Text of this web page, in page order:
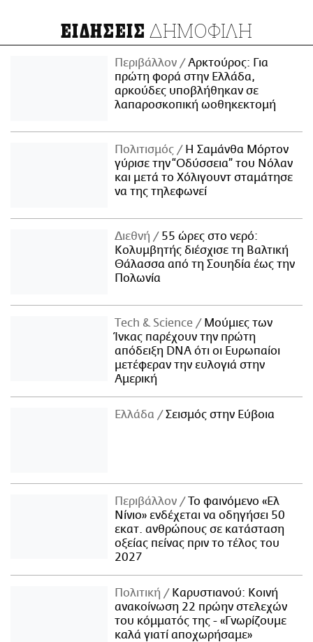
ΕΙΔΗΣΕΙΣ ΔΗΜΟΦΙΛΗ
Περιβάλλον
Αρκτούρος: Για
πρώτη φορά στην Ελλάδα,
αρκούδες υποβλήθηκαν σε
λαπαροσκοπική ωοθηκεκτομή
Πολιτισμός
Η Σαμάνθα Μόρτον
γύρισε την “Οδύσσεια” του Νόλαν
και μετά το Χόλιγουντ σταμάτησε
να της τηλεφωνεί
Διεθνή
55 ώρες στο νερό:
Κολυμβητής διέσχισε τη Βαλτική
Θάλασσα από τη Σουηδία έως την
Πολωνία
Τech & Science
Μούμιες των
Ίνκας παρέχουν την πρώτη
απόδειξη DNA ότι οι Ευρωπαίοι
μετέφεραν την ευλογιά στην
Αμερική
Ελλάδα Σεισμός στην Εύβοια
Περιβάλλον
Το φαινόμενο «Ελ
Νίνιο» ενδέχεται να οδηγήσει 50
εκατ. ανθρώπους σε κατάσταση
οξείας πείνας πριν το τέλος του
2027
Πολιτική
Καρυστιανού: Κοινή
ανακοίνωση 22 πρώην στελεχών
του κόμματός της - «Γνωρίζουμε
καλά γιατί αποχωρήσαμε»